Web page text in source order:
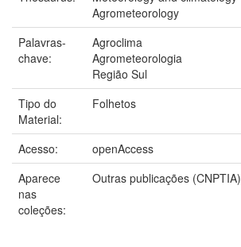
Agrometeorology
Palavras-
chave:
Agroclima
Agrometeorologia
Região Sul
Tipo do
Material:
Folhetos
Acesso:
openAccess
Aparece
nas
coleções:
Outras publicações (CNPTIA)